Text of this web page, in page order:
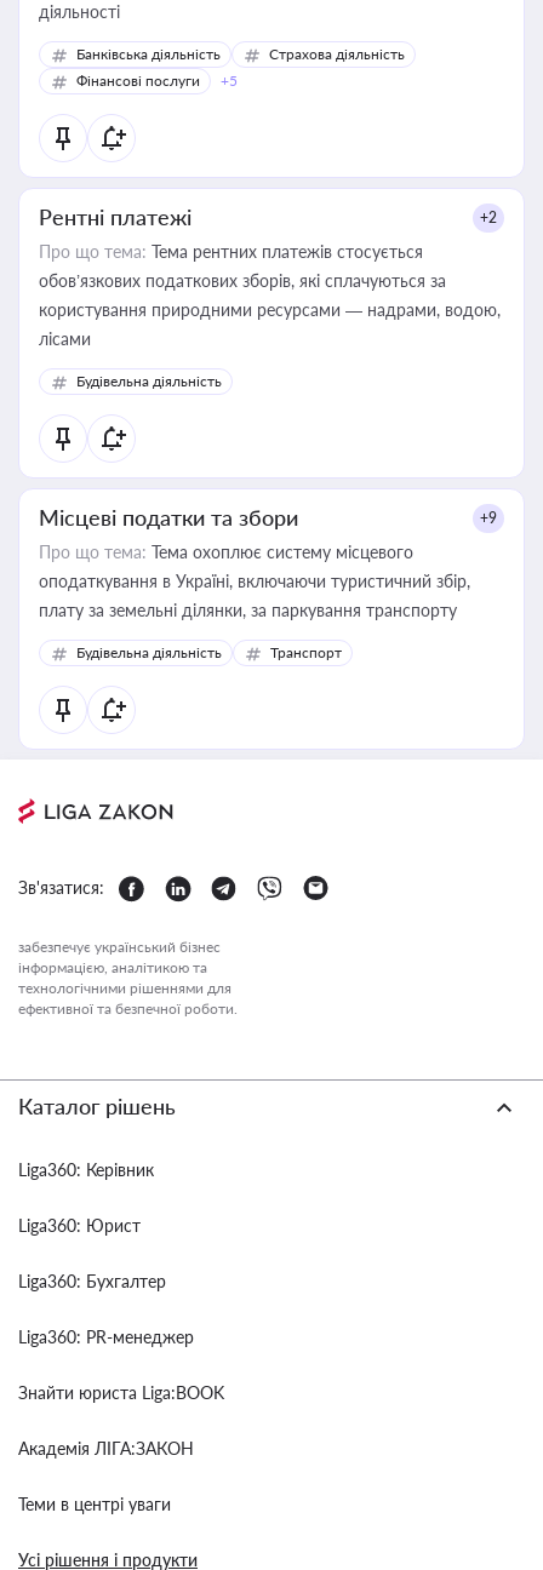
діяльності
Банківська діяльність
Страхова діяльність
Фінансові послуги
+5
Рентні платежі +2
Про що тема: Тема рентних платежів стосується
обов’язкових податкових зборів, які сплачуються за
користування природними ресурсами — надрами, водою,
лісами
Будівельна діяльність
Місцеві податки та збори +9
Про що тема: Тема охоплює систему місцевого
оподаткування в Україні, включаючи туристичний збір,
плату за земельні ділянки, за паркування транспорту
Будівельна діяльність Транспорт
Зв'язатися:
забезпечує український бізнес
інформацією, аналітикою та
технологічними рішеннями для
ефективної та безпечної роботи.
Каталог рішень
Liga360: Керівник
Liga360: Юрист
Liga360: Бухгалтер
Liga360: PR-менеджер
Знайти юриста Liga:BOOK
Академія ЛІГА:ЗАКОН
Теми в центрі уваги
Усі рішення і продукти